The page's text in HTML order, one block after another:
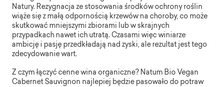
Natury. Rezygnacja ze stosowania środków ochrony roślin
wiąże się z małą odpornością krzewów na choroby, co może
skutkować mniejszymi zbiorami lub w skrajnych
przypadkach nawet ich utratą. Czasami więc winiarze
ambicję i pasję przedkładają nad zyski, ale rezultat jest tego
zdecydowanie wart.
Z czym łączyć cenne wina organiczne? Natum Bio Vegan
Cabernet Sauvignon najlepiej będzie pasowało do potraw